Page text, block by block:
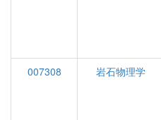
007308
岩石物理学